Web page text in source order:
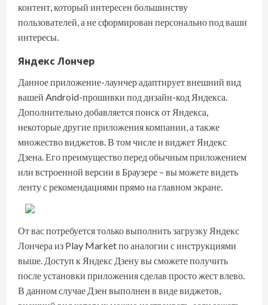
контент, который интересен большинству
пользователей, а не сформирован персонально под ваши
интересы.
Яндекс Лончер
Данное приложение-лаунчер адаптирует внешний вид
вашей Android-прошивки под дизайн-код Яндекса.
Дополнительно добавляется поиск от Яндекса,
некоторые другие приложения компании, а также
множество виджетов. В том числе и виджет Яндекс
Дзена. Его преимущество перед обычным приложением
или встроенной версии в Браузере – вы можете видеть
ленту с рекомендациями прямо на главном экране.
От вас потребуется только выполнить загрузку Яндекс
Лончера из Play Market по аналогии с инструкциями
выше. Доступ к Яндекс Дзену вы сможете получить
после установки приложения сделав просто жест влево.
В данном случае Дзен выполнен в виде виджетов,